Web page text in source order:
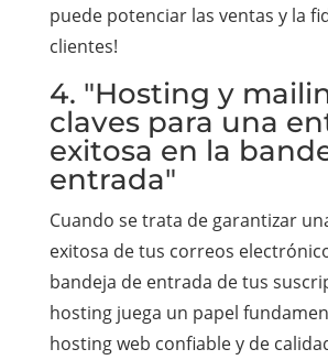
puede potenciar las ventas y la
clientes!
4. "Hosting y
claves para una
exitosa en la
entrada"
Cuando se trata de garantizar
exitosa de tus correos
bandeja de entrada de tus
hosting juega un papel
hosting web confiable y de